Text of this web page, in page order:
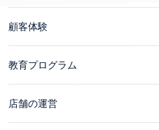
顧客体験
教育プログラム
店舗の運営